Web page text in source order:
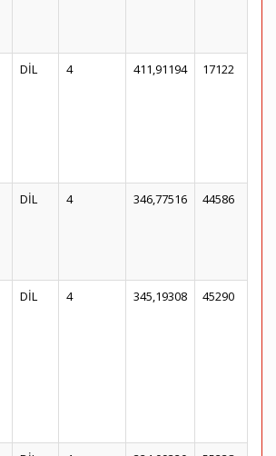
DİL 4 411,91194 17122
DİL 4 346,77516 44586
DİL 4 345,19308 45290